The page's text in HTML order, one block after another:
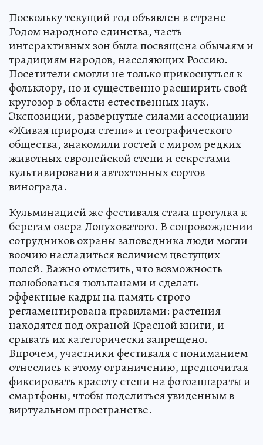
Поскольку текущий год объявлен в стране
Годом народного единства, часть
интерактивных зон была посвящена обычаям и
традициям народов, населяющих Россию.
Посетители смогли не только прикоснуться к
фольклору, но и существенно расширить свой
кругозор в области естественных наук.
Экспозиции, развернутые силами ассоциации
«Живая природа степи» и географического
общества, знакомили гостей с миром редких
животных европейской степи и секретами
культивирования автохтонных сортов
винограда.
Кульминацией же фестиваля стала прогулка к
берегам озера Лопуховатого. В сопровождении
сотрудников охраны заповедника люди могли
воочию насладиться величием цветущих
полей. Важно отметить, что возможность
полюбоваться тюльпанами и сделать
эффектные кадры на память строго
регламентирована правилами: растения
находятся под охраной Красной книги, и
срывать их категорически запрещено.
Впрочем, участники фестиваля с пониманием
отнеслись к этому ограничению, предпочитая
фиксировать красоту степи на фотоаппараты и
смартфоны, чтобы поделиться увиденным в
виртуальном пространстве.